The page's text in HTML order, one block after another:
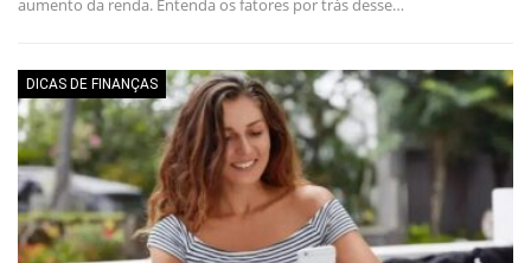
DICAS DE FINANÇAS